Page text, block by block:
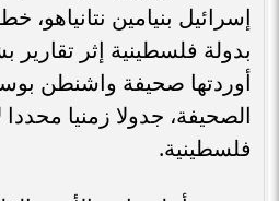
إسرائيل بنيامين نتانياهو،
بدولة فلسطينية إثر تقارير
أوردتها صحيفة واشنطن
الصحيفة، جدولا زمنيا محددا
فلسطينية.